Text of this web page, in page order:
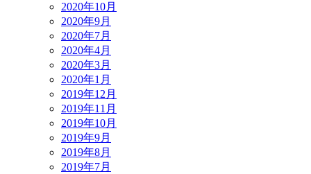
2020年10月
2020年9月
2020年7月
2020年4月
2020年3月
2020年1月
2019年12月
2019年11月
2019年10月
2019年9月
2019年8月
2019年7月